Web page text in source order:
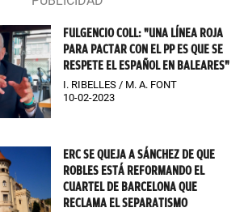
FULGENCIO COLL: "UNA LÍNEA ROJA
PARA PACTAR CON EL PP ES QUE SE
RESPETE EL ESPAÑOL EN BALEARES"
I. RIBELLES / M. A. FONT
10-02-2023
ERC SE QUEJA A SÁNCHEZ DE QUE
ROBLES ESTÁ REFORMANDO EL
CUARTEL DE BARCELONA QUE
RECLAMA EL SEPARATISMO